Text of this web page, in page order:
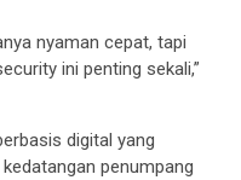
nyaman cepat, tapi
ini penting sekali,”
digital yang
penumpang